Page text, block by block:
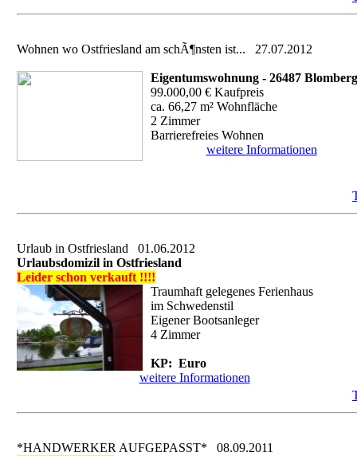
Wohnen wo Ostfriesland am schÃ¶nsten ist... 27.07.2012
Eigentumswohnung - 26487 Blomberg
99.000,00 € Kaufpreis
ca. 66,27 m² Wohnfläche
2 Zimmer
Barrierefreies Wohnen
weitere Informationen
Urlaub in Ostfriesland
01.06.2012
Urlaubsdomizil in Ostfriesland
Leider schon verkauft !!!!
Traumhaft gelegenes Ferienhaus
im Schwedenstil
Eigener Bootsanleger
4 Zimmer
KP: Euro
weitere Informationen
*HANDWERKER AUFGEPASST*
08.09.2011